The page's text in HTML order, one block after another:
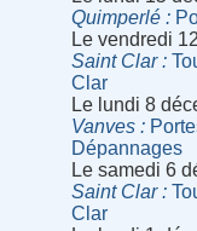
Quimperlé
Le vendredi
Saint Clar
Clar
Le lundi 8
Vanves
Dépannages
Le samedi 6
Saint Clar
Clar